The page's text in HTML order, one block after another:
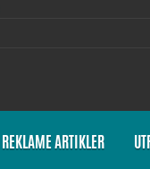
REKLAME ARTIKLER